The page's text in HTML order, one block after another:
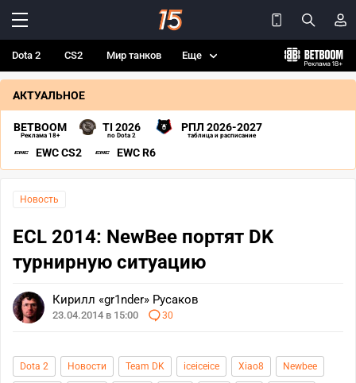
Dota 2 CS2 Мир танков Еще
АКТУАЛЬНОЕ
BETBOOM
Реклама 18+
TI 2026
по Dota 2
РПЛ 2026-2027
таблица и расписание
EWC CS2 EWC R6
Новость
ECL 2014: NewBee портят DK
турнирную ситуацию
Кирилл «gr1nder» Русаков
23.04.2014 в 15:00 30
Dota 2 Новости Team DK iceiceice Xiao8 Newbee